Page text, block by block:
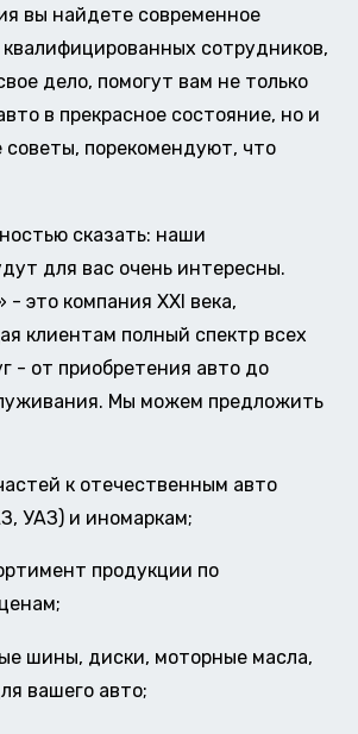
вы найдете современное
сотрудников,
дело, помогут вам не только
в прекрасное состояние, но и
порекомендуют, что
сказать: наши
для вас очень интересны.
это компания XXI века,
клиентам полный спектр всех
- от приобретения авто до
Мы можем предложить
к отечественным авто
УАЗ) и иномаркам;
продукции по
шины, диски, моторные масла,
вашего авто;